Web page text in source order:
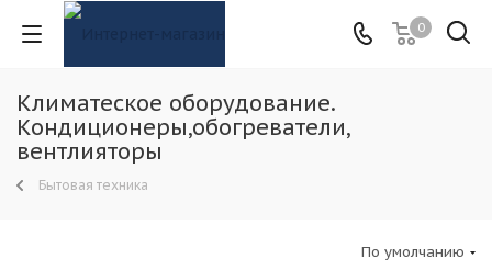
0
Климатеское оборудование.
Кондиционеры,обогреватели,
вентлияторы
Бытовая техника
По умолчанию